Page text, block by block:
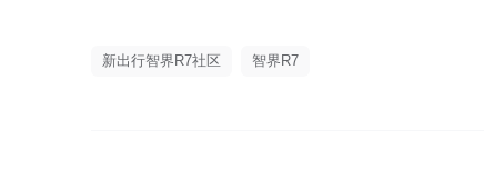
新出行智界R7社区 智界R7